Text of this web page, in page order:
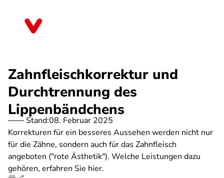
Zahnfleischkorrektur und
Durchtrennung des
Lippenbändchens
Stand:08. Februar 2025
Korrekturen für ein besseres Aussehen werden nicht nur
für die Zähne, sondern auch für das Zahnfleisch
angeboten ("rote Ästhetik"). Welche Leistungen dazu
gehören, erfahren Sie hier.